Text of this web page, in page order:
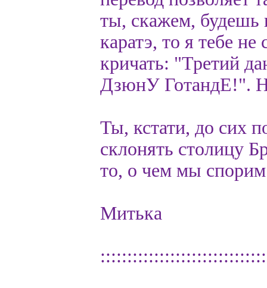
ты, скажем, будешь
каратэ, то я тебе
кричать: "Третий
ДзюнУ ГотандЕ!".
Ты, кстати, до сих
склонять столицу
то, о чем мы
Митька